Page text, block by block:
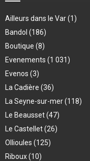
Ailleurs dans le Var(1)
Bandol (186)
Boutique (8)
Evenements (1 031)
Evenos (3)
La Cadière (36)
La Seyne-sur-mer(118)
Le Beausset(47)
Le Castellet(26)
Ollioules (125)
Riboux(10)